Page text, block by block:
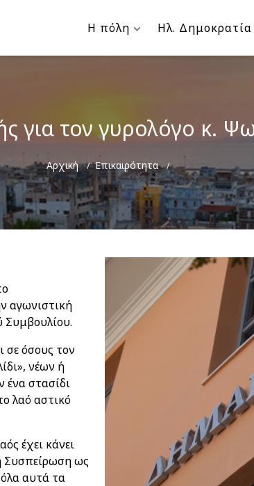
Η πόλη Ηλ. Δημοκρατία
για τον γυρολόγο κ.
Breadcrumb
Αρχική Επικαιρότητα
αγωνιστική
Συμβουλίου.
σε όσους τον
νέων ή
στασίδι
λαό αστικό
έχει κάνει
Συσπείρωση ως
αυτά τα